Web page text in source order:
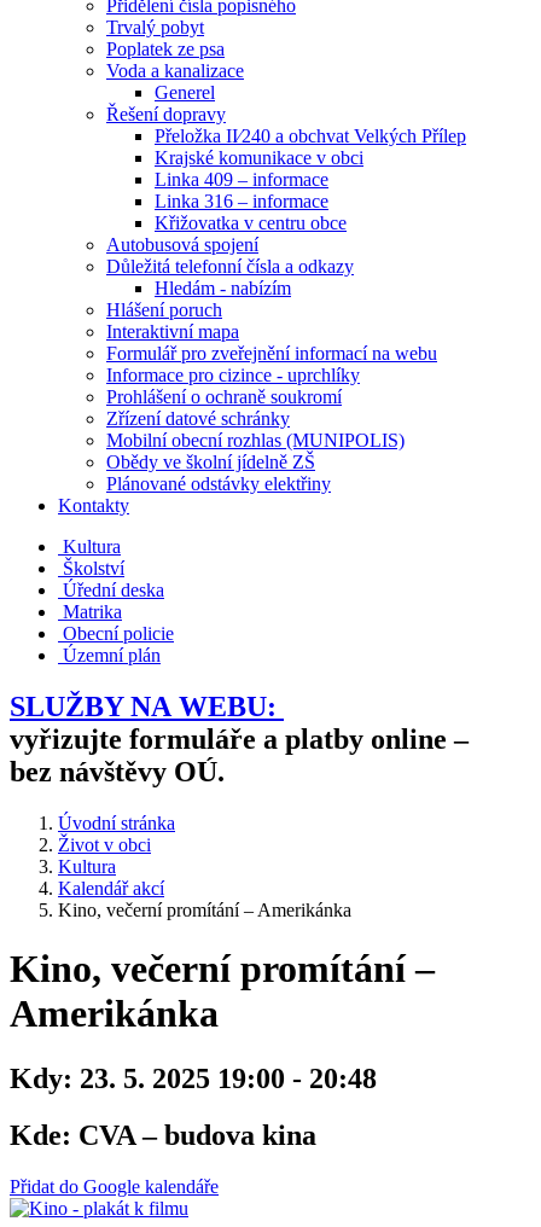
Přidělení čísla popisného
Trvalý pobyt
Poplatek ze psa
Voda a kanalizace
Generel
Řešení dopravy
Přeložka II⁄240 a obchvat Velkých Přílep
Krajské komunikace v obci
Linka 409 – informace
Linka 316 – informace
Křižovatka v centru obce
Autobusová spojení
Důležitá telefonní čísla a odkazy
Hledám - nabízím
Hlášení poruch
Interaktivní mapa
Formulář pro zveřejnění informací na webu
Informace pro cizince - uprchlíky
Prohlášení o ochraně soukromí
Zřízení datové schránky
Mobilní obecní rozhlas (MUNIPOLIS)
Obědy ve školní jídelně ZŠ
Plánované odstávky elektřiny
Kontakty
Kultura
Školství
Úřední deska
Matrika
Obecní policie
Územní plán
SLUŽBY NA WEBU:
vyřizujte formuláře a platby online –
bez návštěvy OÚ.
Úvodní stránka
Život v obci
Kultura
Kalendář akcí
Kino, večerní promítání – Amerikánka
Kino, večerní promítání –
Amerikánka
Kdy: 23. 5. 2025 19:00 - 20:48
Kde: CVA – budova kina
Přidat do Google kalendáře